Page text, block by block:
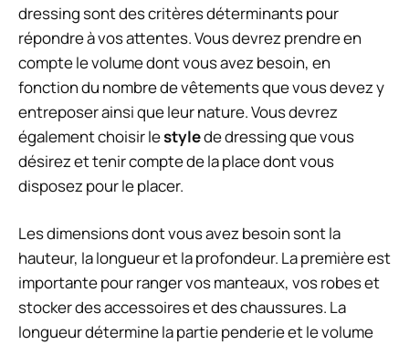
dressing sont des critères déterminants pour
répondre à vos attentes. Vous devrez prendre en
compte le volume dont vous avez besoin, en
fonction du nombre de vêtements que vous devez y
entreposer ainsi que leur nature. Vous devrez
également choisir lestylede dressing que vous
désirez et tenir compte de la place dont vous
disposez pour le placer.
Les dimensions dont vous avez besoin sont la
hauteur, la longueur et la profondeur. La première est
importante pour ranger vos manteaux, vos robes et
stocker des accessoires et des chaussures. La
longueur détermine la partie penderie et le volume